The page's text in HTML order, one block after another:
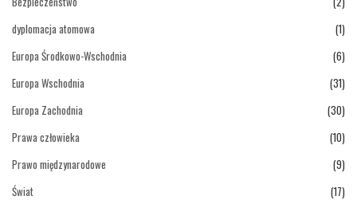
dyplomacja atomowa
(1)
Europa Środkowo-Wschodnia
(6)
Europa Wschodnia
(31)
Europa Zachodnia
(30)
Prawa człowieka
(10)
Prawo międzynarodowe
(9)
Świat
(17)